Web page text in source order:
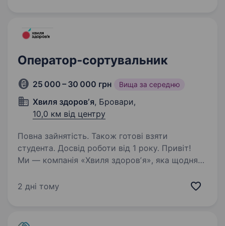
Оператор-сортувальник
25 000 – 30 000 грн Вища за середню
Хвиля здоровʼя, Бровари,
10,0 км від центру
Повна зайнятість. Також готові взяти
студента. Досвід роботи від 1 року. Привіт!
Ми — компанія «Хвиля здоровʼя», яка щодня
якісну питну воду прямо до дверей. Якщо
пропозиція…
2 дні тому